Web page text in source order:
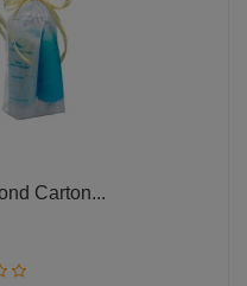
panier
Carton...